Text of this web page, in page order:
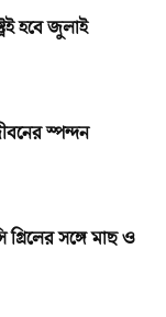
হবে জুলাই
স্পন্দন
গ্রিলের সঙ্গে মাছ ও